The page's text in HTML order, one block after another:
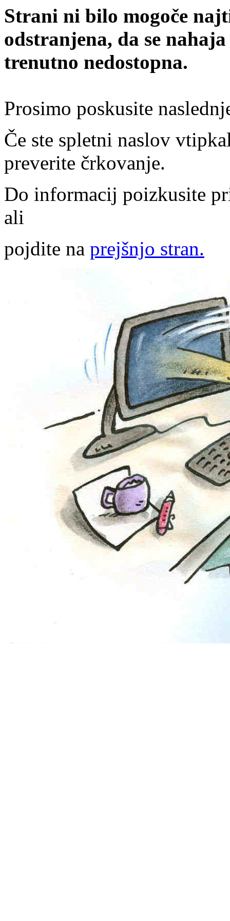
Strani ni bilo mogoče
odstranjena, da se
trenutno nedostopna.
Prosimo poskusite
Če ste spletni naslov
preverite črkovanje.
Do informacij poizkusite
ali
pojdite na prejšnjo stran.